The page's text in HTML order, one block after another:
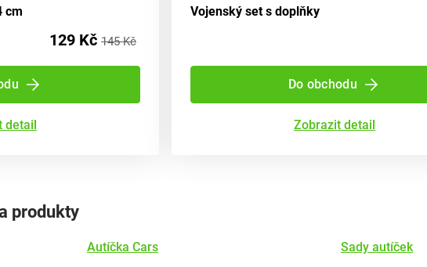
cm
129 Kč 145 Kč
detail
Vojenský set s doplňky
Do obchodu
Zobrazit detail
produkty
Autíčka Cars Sady autíček